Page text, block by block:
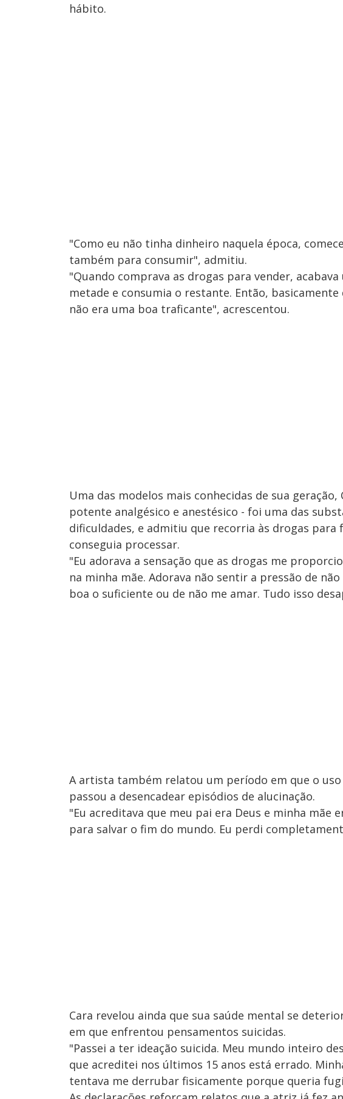
hábito.
"Como eu não tinha dinheiro naquela época,
também para consumir", admitiu.
"Quando comprava as drogas para vender,
metade e consumia o restante. Então, basicamente
não era uma boa traficante", acrescentou.
Uma das modelos mais conhecidas de sua
potente analgésico e anestésico - foi uma das
dificuldades, e admitiu que recorria às drogas
conseguia processar.
"Eu adorava a sensação que as drogas me
na minha mãe. Adorava não sentir a pressão de
boa o suficiente ou de não me amar. Tudo isso
A artista também relatou um período em que o
passou a desencadear episódios de alucinação.
"Eu acreditava que meu pai era Deus e minha mãe
para salvar o fim do mundo. Eu perdi
Cara revelou ainda que sua saúde mental se
em que enfrentou pensamentos suicidas.
"Passei a ter ideação suicida. Meu mundo inteiro
que acreditei nos últimos 15 anos está errado.
tentava me derrubar fisicamente porque queria